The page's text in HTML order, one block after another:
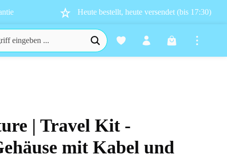
Heute bestellt, heute versendet (bis 17:30)
Warenkorb
0 von 5 Sternen| Travel Kit -
mit Kabel und